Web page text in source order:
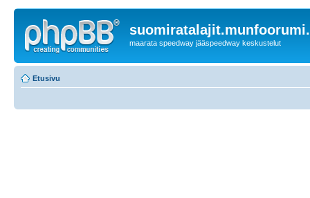
maarata speedway jääspeedway keskustelut
Etusivu